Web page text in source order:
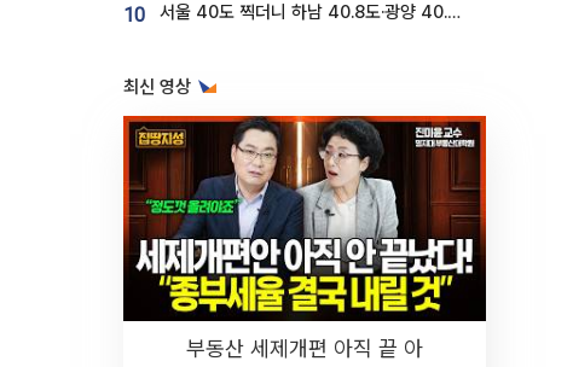
10 서울 40도 찍더니 하남 40.8도·광양 40.2도…전국 '펄펄'
최신 영상
부동산 세제개편 아직 끝 아